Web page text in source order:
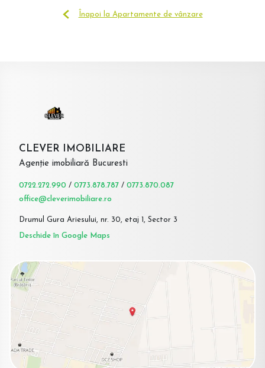
Înapoi la Apartamente de vânzare
CLEVER IMOBILIARE
Agenție imobiliară Bucuresti
0722.272.990 / 0773.878.787 / 0773.870.087
office@cleverimobiliare.ro
Drumul Gura Ariesului, nr. 30, etaj 1, Sector 3
Deschide în Google Maps